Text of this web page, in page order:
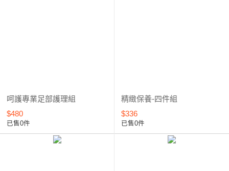
呵護專業足部護理組
$480
已售0件
精緻保養-四件組
$336
已售0件